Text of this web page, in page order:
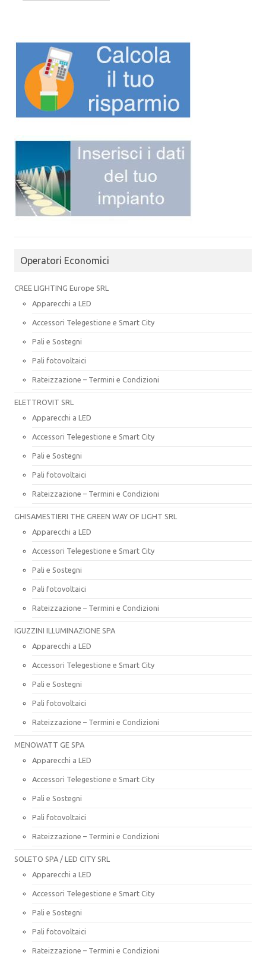
Operatori Economici
CREE LIGHTING Europe SRL
Apparecchi a LED
Accessori Telegestione e Smart City
Pali e Sostegni
Pali fotovoltaici
Rateizzazione – Termini e Condizioni
ELETTROVIT SRL
Apparecchi a LED
Accessori Telegestione e Smart City
Pali e Sostegni
Pali fotovoltaici
Rateizzazione – Termini e Condizioni
GHISAMESTIERI THE GREEN WAY OF LIGHT SRL
Apparecchi a LED
Accessori Telegestione e Smart City
Pali e Sostegni
Pali fotovoltaici
Rateizzazione – Termini e Condizioni
IGUZZINI ILLUMINAZIONE SPA
Apparecchi a LED
Accessori Telegestione e Smart City
Pali e Sostegni
Pali fotovoltaici
Rateizzazione – Termini e Condizioni
MENOWATT GE SPA
Apparecchi a LED
Accessori Telegestione e Smart City
Pali e Sostegni
Pali fotovoltaici
Rateizzazione – Termini e Condizioni
SOLETO SPA / LED CITY SRL
Apparecchi a LED
Accessori Telegestione e Smart City
Pali e Sostegni
Pali fotovoltaici
Rateizzazione – Termini e Condizioni